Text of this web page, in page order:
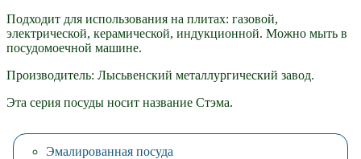
Подходит для использования на плитах: газовой,
электрической, керамической, индукционной. Можно мыть в
посудомоечной машине.
Производитель: Лысьвенский металлургический завод.
Эта серия посуды носит название Стэма.
Эмалированная посуда